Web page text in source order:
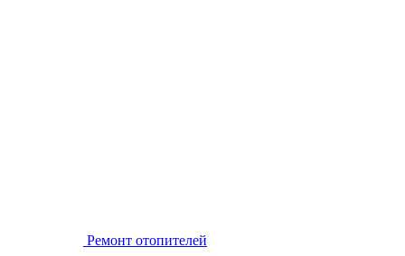
Ремонт отопителей